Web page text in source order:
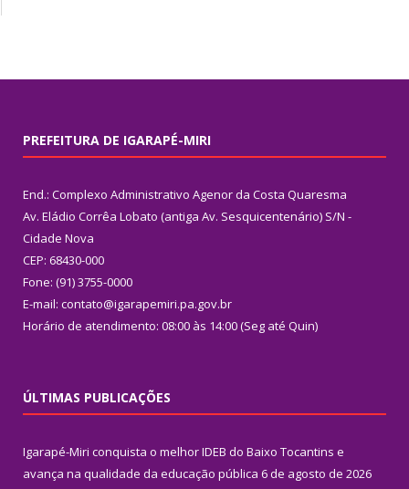
PREFEITURA DE IGARAPÉ-MIRI
End.: Complexo Administrativo Agenor da Costa Quaresma
Av. Eládio Corrêa Lobato (antiga Av. Sesquicentenário) S/N -
Cidade Nova
CEP: 68430-000
Fone: (91) 3755-0000
E-mail: contato@igarapemiri.pa.gov.br
Horário de atendimento: 08:00 às 14:00 (Seg até Quin)
ÚLTIMAS PUBLICAÇÕES
Igarapé-Miri conquista o melhor IDEB do Baixo Tocantins e
avança na qualidade da educação pública 6 de agosto de 2026